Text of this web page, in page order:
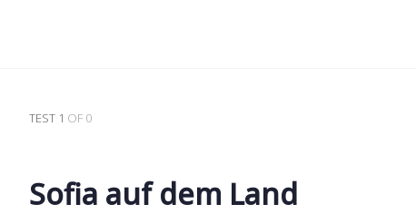
TEST 1 OF 0
Sofia auf dem Land